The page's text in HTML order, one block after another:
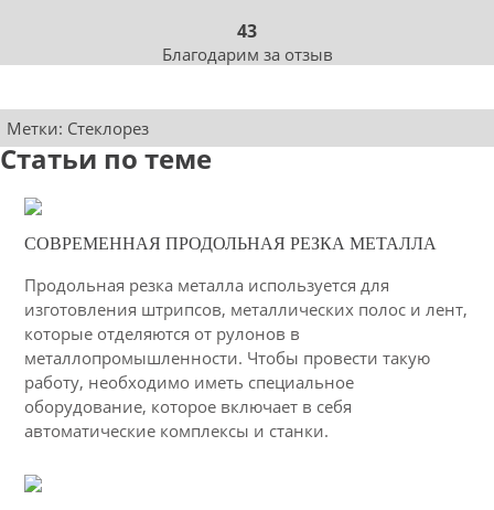
43
Благодарим за отзыв
Метки: Стеклорез
Статьи по теме
4336
СОВРЕМЕННАЯ ПРОДОЛЬНАЯ РЕЗКА МЕТАЛЛА
Продольная резка металла используется для
изготовления штрипсов, металлических полос и лент,
которые отделяются от рулонов в
металлопромышленности. Чтобы провести такую
работу, необходимо иметь специальное
оборудование, которое включает в себя
автоматические комплексы и станки.